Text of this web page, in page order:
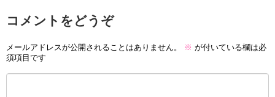
コメントをどうぞ
メールアドレスが公開されることはありません。 ※ が付いている欄は必
須項目です